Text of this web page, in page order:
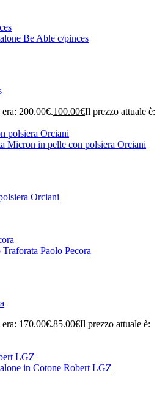
200.00€.100.00€Il prezzo attuale è:
Orciani
170.00€.85.00€Il prezzo attuale è: